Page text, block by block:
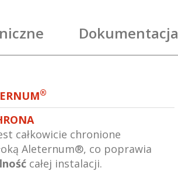
Dokumentacja
®
całkowicie chronione
Aleternum®, co poprawia
całej instalacji.